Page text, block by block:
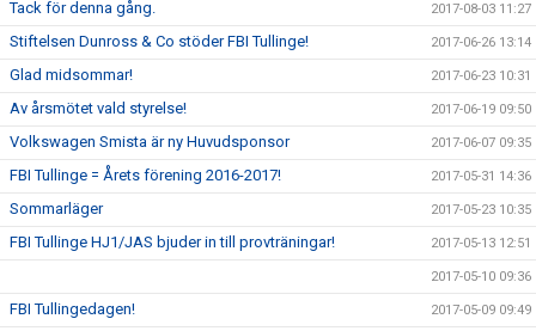
Tack för denna gång. 2017-08-03 11:27
Stiftelsen Dunross & Co stöder FBI Tullinge! 2017-06-26 13:14
Glad midsommar! 2017-06-23 10:31
Av årsmötet vald styrelse! 2017-06-19 09:50
Volkswagen Smista är ny Huvudsponsor 2017-06-07 09:35
FBI Tullinge = Årets förening 2016-2017! 2017-05-31 14:36
Sommarläger 2017-05-23 10:35
FBI Tullinge HJ1/JAS bjuder in till provträningar! 2017-05-13 12:51
2017-05-10 09:36
FBI Tullingedagen! 2017-05-09 09:49